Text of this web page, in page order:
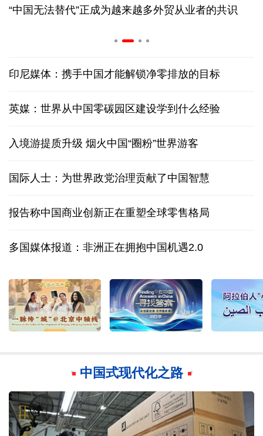
“中国无法替代”正成为越来越多外贸从业者的共识
印尼媒体：携手中国才能解锁净零排放的目标
英媒：世界从中国零碳园区建设学到什么经验
入境游提质升级 烟火中国“圈粉”世界游客
国际人士：为世界政党治理贡献了中国智慧
报告称中国商业创新正在重塑全球零售格局
多国媒体报道：非洲正在拥抱中国机遇2.0
中国式现代化之路